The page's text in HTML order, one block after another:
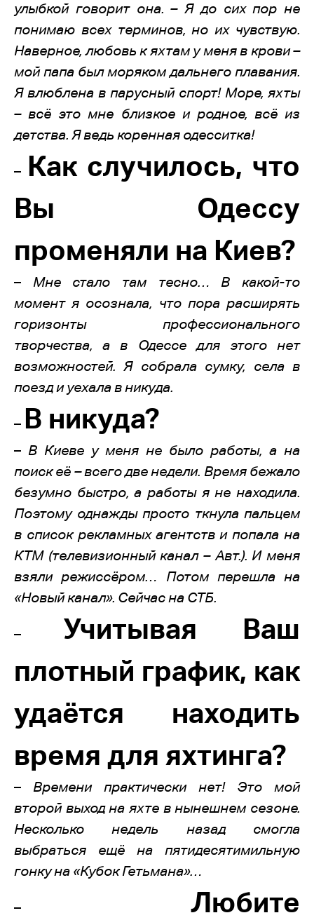
улыбкой говорит она. – Я до сих пор не
понимаю всех терминов, но их чувствую.
Наверное, любовь к яхтам у меня в крови –
мой папа был моряком дальнего плавания.
Я влюблена в парусный спорт! Море, яхты
– всё это мне близкое и родное, всё из
детства. Я ведь коренная одесситка!
– Как случилось, что
Вы Одессу
променяли на Киев?
– Мне стало там тесно… В какой-то
момент я осознала, что пора расширять
горизонты профессионального
творчества, а в Одессе для этого нет
возможностей. Я собрала сумку, села в
поезд и уехала в никуда.
– В никуда?
– В Киеве у меня не было работы, а на
поиск её – всего две недели. Время бежало
безумно быстро, а работы я не находила.
Поэтому однажды просто ткнула пальцем
в список рекламных агентств и попала на
КТМ (телевизионный канал – Авт.). И меня
взяли режиссёром… Потом перешла на
«Новый канал». Сейчас на СТБ.
– Учитывая Ваш
плотный график, как
удаётся находить
время для яхтинга?
– Времени практически нет! Это мой
второй выход на яхте в нынешнем сезоне.
Несколько недель назад смогла
выбраться ещё на пятидесятимильную
гонку на «Кубок Гетьмана»…
– Любите